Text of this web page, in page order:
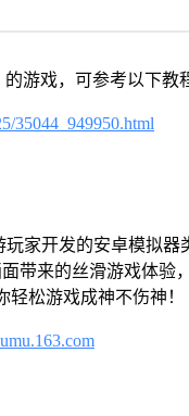
游戏，可参考以下教
35044_949950.html
家开发的安卓模拟
带来的丝滑游戏体验
松游戏成神不伤神！